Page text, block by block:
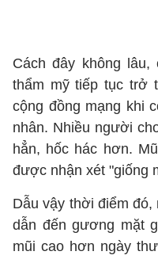
Cách đây không lâu,
thẩm mỹ tiếp tục trở
cộng đồng mạng khi
nhân. Nhiều người
hẳn, hốc hác hơn.
được nhận xét "giống
Dẫu vậy thời điểm
dẫn đến gương mặt
mũi cao hơn ngày